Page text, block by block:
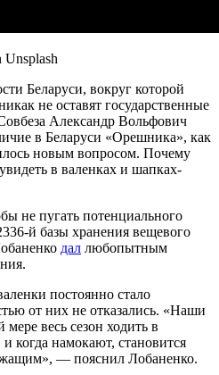
Unsplash
Беларуси, вокруг которой
не оставят государственные
Александр Вольфович
в Беларуси «Орешника», как
новым вопросом. Почему
в валенках и шапках-
не пугать потенциального
й базы хранения вещевого
дал любопытным
постоянно стало
от них не отказались. «Наши
весь сезон ходить в
когда намокают, становится
— пояснил Лобаненко.